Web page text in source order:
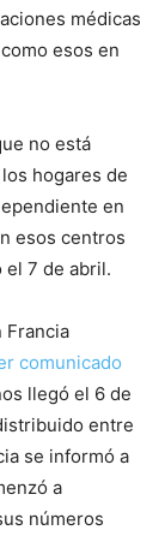
médicas
esos en
no está
hogares de
en
esos centros
el 7 de abril.
Francia
comunicado
llegó el 6 de
entre
se informó a
a
números